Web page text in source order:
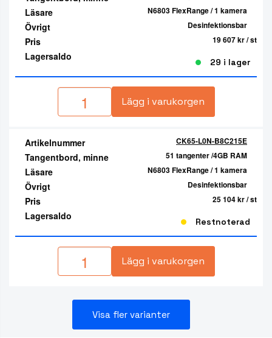
Läsare N6803 FlexRange / 1 kamera
Övrigt Desinfektionsbar
Pris 19 607 kr/ st
Lagersaldo 29 i lager
Lägg i varukorgen
Artikelnummer CK65-L0N-B8C215E
Tangentbord, minne 51 tangenter /4GB RAM
Läsare N6803 FlexRange / 1 kamera
Övrigt Desinfektionsbar
Pris 25 104 kr/ st
Lagersaldo Restnoterad
Lägg i varukorgen
Visa fler varianter